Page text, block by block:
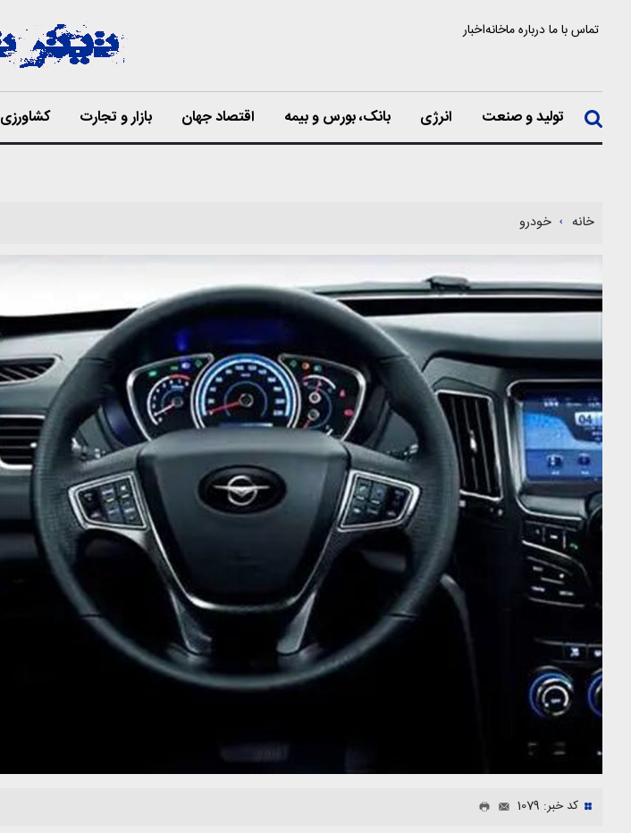
تماس با مادرباره ماخانهاخبار
تولید و صنعت انرژی بانک، بورس و بیمه اقتصاد جهان بازار و تجارت کشاورزی
خانه خودرو
کد خبر: 1079